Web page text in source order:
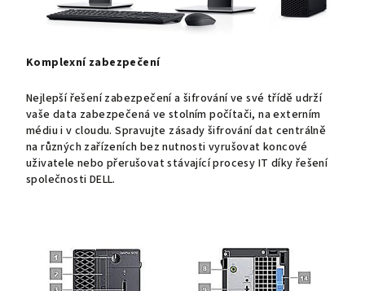
Komplexní zabezpečení
Nejlepší řešení zabezpečení a šifrování ve své třídě udrží
vaše data zabezpečená ve stolním počítači, na externím
médiu i v cloudu. Spravujte zásady šifrování dat centrálně
na různých zařízeních bez nutnosti vyrušovat koncové
uživatele nebo přerušovat stávající procesy IT díky řešení
společnosti DELL.